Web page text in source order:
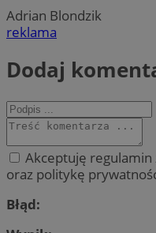
Adrian Blondzik
reklama
Dodaj
Akceptuję
oraz politykę
Błąd: